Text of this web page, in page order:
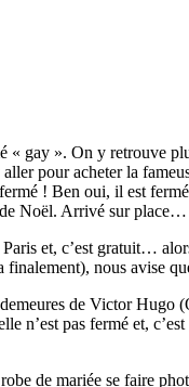
« gay ». On y retrouve
pour acheter la
! Ben oui, il est
Noël. Arrivé sur
et, c’est gratuit…
nous avise
de Victor
n’est pas fermé et,
de mariée se faire